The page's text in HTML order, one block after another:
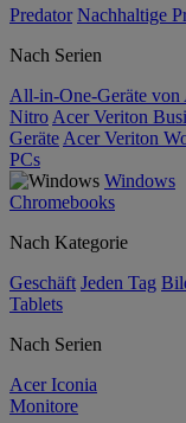
Predator Nachhaltige
Nach Serien
All-in-One-Geräte von
Nitro Acer Veriton
Geräte Acer Veriton
PCs
Windows
Chromebooks
Nach Kategorie
Geschäft Jeden Tag
Tablets
Nach Serien
Acer Iconia
Monitore